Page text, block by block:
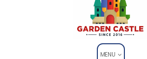
MENU